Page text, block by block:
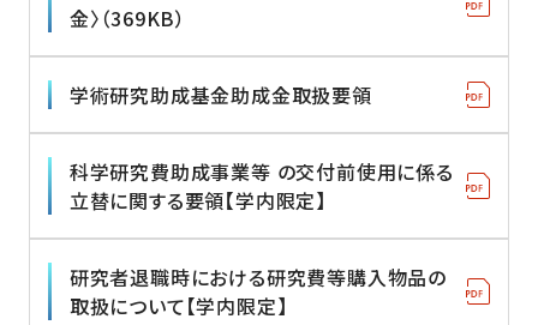
金〉（369KB）
学術研究助成基金助成金取扱要領
科学研究費助成事業等 の交付前使用に係る
立替に関する要領【学内限定】
研究者退職時における研究費等購入物品の
取扱について【学内限定】